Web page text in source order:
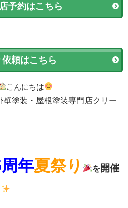
予約はこちら
頼はこちら
こんにちは
壁塗装・屋根塗装専門店クリー
年夏祭り を 開催